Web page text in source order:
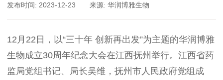
发布时间: 2023-12-23 来源: 华润博雅生物
12月22日，以“三十年 创新再出发”为主题的华润博雅
生物成立30周年纪念大会在江西抚州举行。江西省药
监局党组书记、局长吴维，抚州市人民政府党组成